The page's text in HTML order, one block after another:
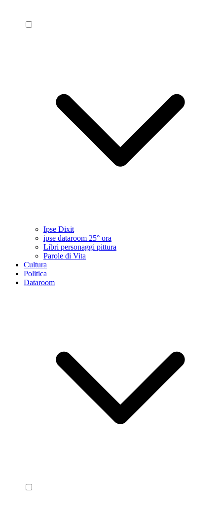
Ipse Dixit
ipse dataroom 25° ora
Libri personaggi pittura
Parole di Vita
Cultura
Politica
Dataroom